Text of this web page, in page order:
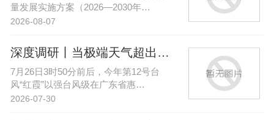
量发展实施方案（2026—2030年…
2026-08-07
深度调研丨当极端天气超出传统认知…
7月26日3时50分前后，今年第12号台
风“红霞”以强台风级在广东省惠…
2026-07-30